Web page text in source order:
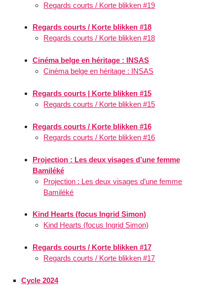
Regards courts / Korte blikken #19
Regards courts / Korte blikken #18
Regards courts / Korte blikken #18
Cinéma belge en héritage : INSAS
Cinéma belge en héritage : INSAS
Regards courts | Korte blikken #15
Regards courts / Korte blikken #15
Regards courts / Korte blikken #16
Regards courts / Korte blikken #16
Projection : Les deux visages d’une femme
Bamiléké
Projection : Les deux visages d’une femme
Bamiléké
Kind Hearts (focus Ingrid Simon)
Kind Hearts (focus Ingrid Simon)
Regards courts / Korte blikken #17
Regards courts / Korte blikken #17
Cycle 2024